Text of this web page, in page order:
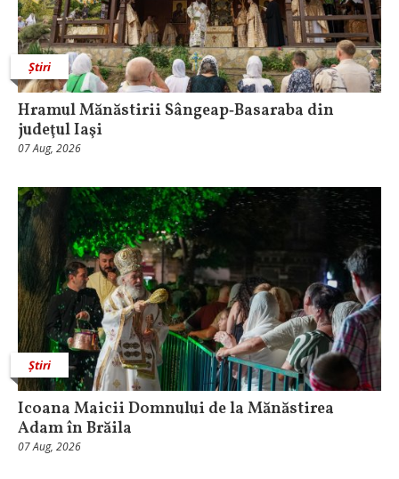
Știri
Hramul Mănăstirii Sângeap‑Basaraba din
judeţul Iaşi
07 Aug, 2026
Știri
Icoana Maicii Domnului de la Mănăstirea
Adam în Brăila
07 Aug, 2026